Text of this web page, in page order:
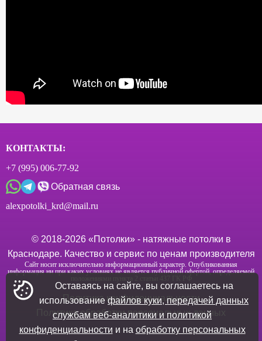
КОНТАКТЫ:
+7 (995) 006-77-92
Обратная связь
alexpotolki_krd@mail.ru
© 2018-2026«Потолки» - натяжные потолки в
Краснодаре. Качество и сервис по ценам производителя
Сайт носит исключительно информационный характер. Опубликованная
информация ни при каких условиях не является публичной офертой, определяемой
Политика конфиденциальности
Политика обработки персональных данных
Оставаясь на сайте, вы соглашаетесь на
использованиефайлов куки, передачей данных
службам веб-аналитики и политикой
конфиденциальности и на обработку персональных